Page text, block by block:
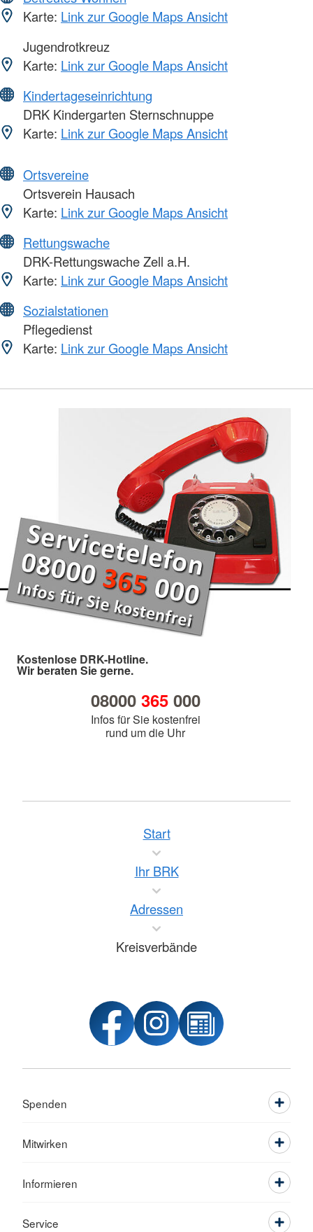
Karte: Link zur Google Maps Ansicht
Jugendrotkreuz
Karte: Link zur Google Maps Ansicht
Kindertageseinrichtung
DRK Kindergarten Sternschnuppe
Karte: Link zur Google Maps Ansicht
Ortsvereine
Ortsverein Hausach
Karte: Link zur Google Maps Ansicht
Rettungswache
DRK-Rettungswache Zell a.H.
Karte: Link zur Google Maps Ansicht
Sozialstationen
Pflegedienst
Karte: Link zur Google Maps Ansicht
Kostenlose DRK-Hotline.
Wir beraten Sie gerne.
08000 365000
Infos für Sie kostenfrei
rund um die Uhr
Start
Ihr BRK
Adressen
Kreisverbände
Spenden
Mitwirken
Informieren
Service